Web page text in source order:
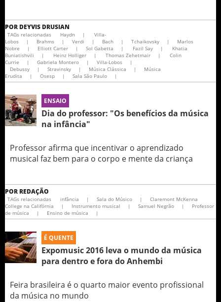
POR DEYVIS DRUSIAN
TAGs relacionadas Haydn |
Villa-
Lobos
| Brahms | Verdi | Bach | Tchaikovsky |
Marlos
Nobre
| Elliott Carter | Sol Gabetta | Fazil Say |
Khatia
Buniatishvili
| Heinz Holliger | Thomas Zehetmair |
Colin
Currie
| Gabriela Montero | Villa-Lobos
|
Debussy
| Stravinsky | Música Clássica |
Música
Erudita
| Osesp | Sala São Paulo |
ENSAIO
Dia do professor: "Os benefícios da música
na infância"
Professor afirma que incentivar o aprendizado
musical faz bem para o corpo e mente da criança
POR REDAÇÃO
TAGs relacionadas infância | Sala do Músico |
Claremont McKenna
College na Califórnia
| Instrumento musical | Samuel Negrão |
Professor
de música
| Ensino de música |
É QUENTE
Expomusic 2016 leva o mundo da música
para dentro e fora do Anhembi
Feira brasileira é o quarto maior evento profissional
da música no mundo